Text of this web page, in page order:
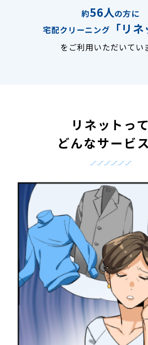
約56人の方に
宅配クリーニング
「リネ
をご利用いただいてい
リネットって
どんなサービ